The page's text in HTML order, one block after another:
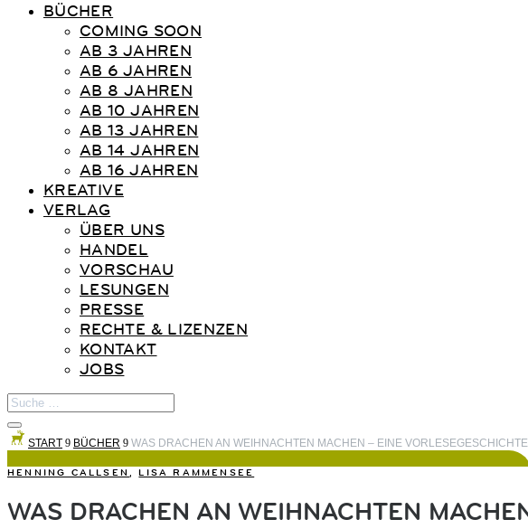
BÜCHER
COMING SOON
AB 3 JAHREN
AB 6 JAHREN
AB 8 JAHREN
AB 10 JAHREN
AB 13 JAHREN
AB 14 JAHREN
AB 16 JAHREN
KREATIVE
VERLAG
ÜBER UNS
HANDEL
VORSCHAU
LESUNGEN
PRESSE
RECHTE & LIZENZEN
KONTAKT
JOBS
START 9 BÜCHER 9 WAS DRACHEN AN WEIHNACHTEN MACHEN – EINE
HENNING CALLSEN,LISA RAMMENSEE
WAS DRACHEN AN WEIHNACHTEN